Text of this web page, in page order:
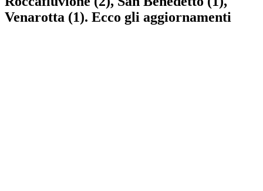
Venarotta (1). Ecco gli aggiornamenti